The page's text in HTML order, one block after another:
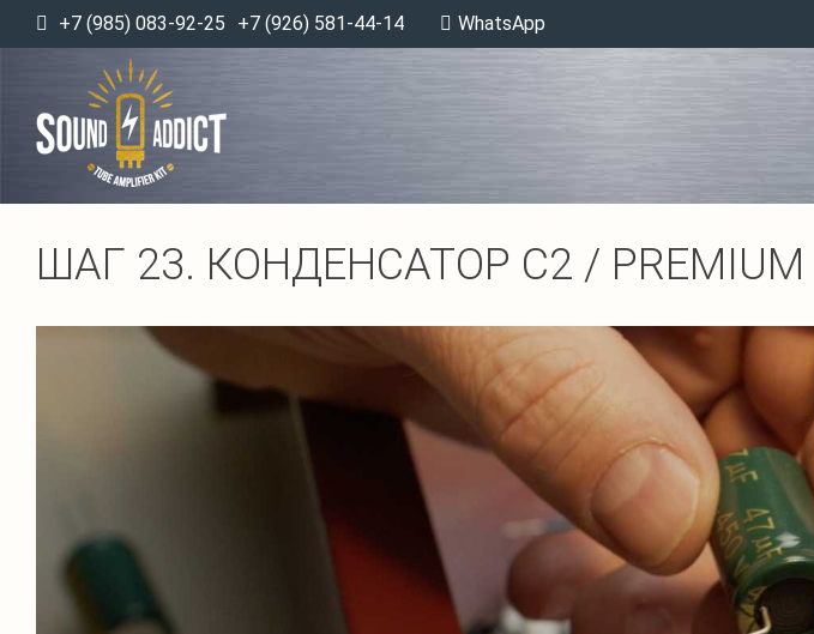
+7 (985) 083-92-25 +7 (926) 581-44-14 WhatsApp
ШАГ 23. КОНДЕНСАТОР C2 / PREMIUM